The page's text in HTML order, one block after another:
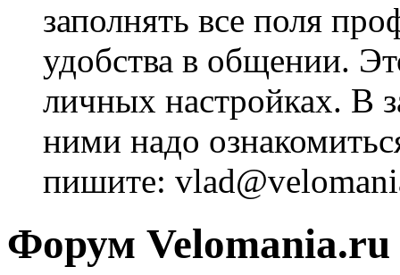
заполнять все поля
удобства в общении.
личных настройках. В
ними надо
пишите:
Форум Velomania.ru